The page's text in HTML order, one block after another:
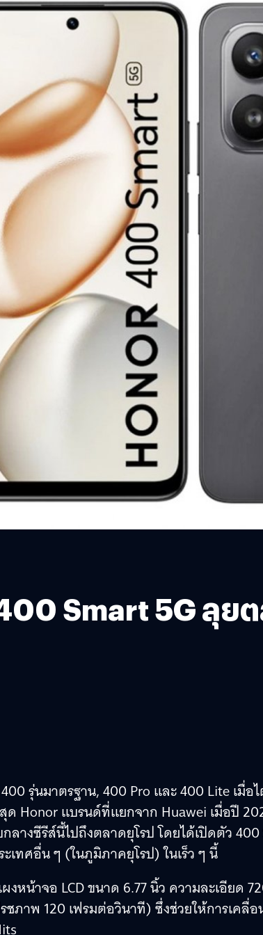
Smart 5G ลุย
รุ่นมาตรฐาน, 400 Pro และ 400 Lite เมื่อ
Honor แบรนด์ที่แยกจาก Huawei เมื่อปี
ลางซีรีส์นี้ไปถึงตลาดยุโรป โดยได้เปิดตัว
เทศอื่น ๆ (ในภูมิภาคยุโรป) ในเร็ว ๆ นี้
หน้าจอ LCD ขนาด 6.77 นิ้ว ความละเอียด
ชภาพ 120 เฟรมต่อวินาที) ซึ่งช่วยให้การเคลื่